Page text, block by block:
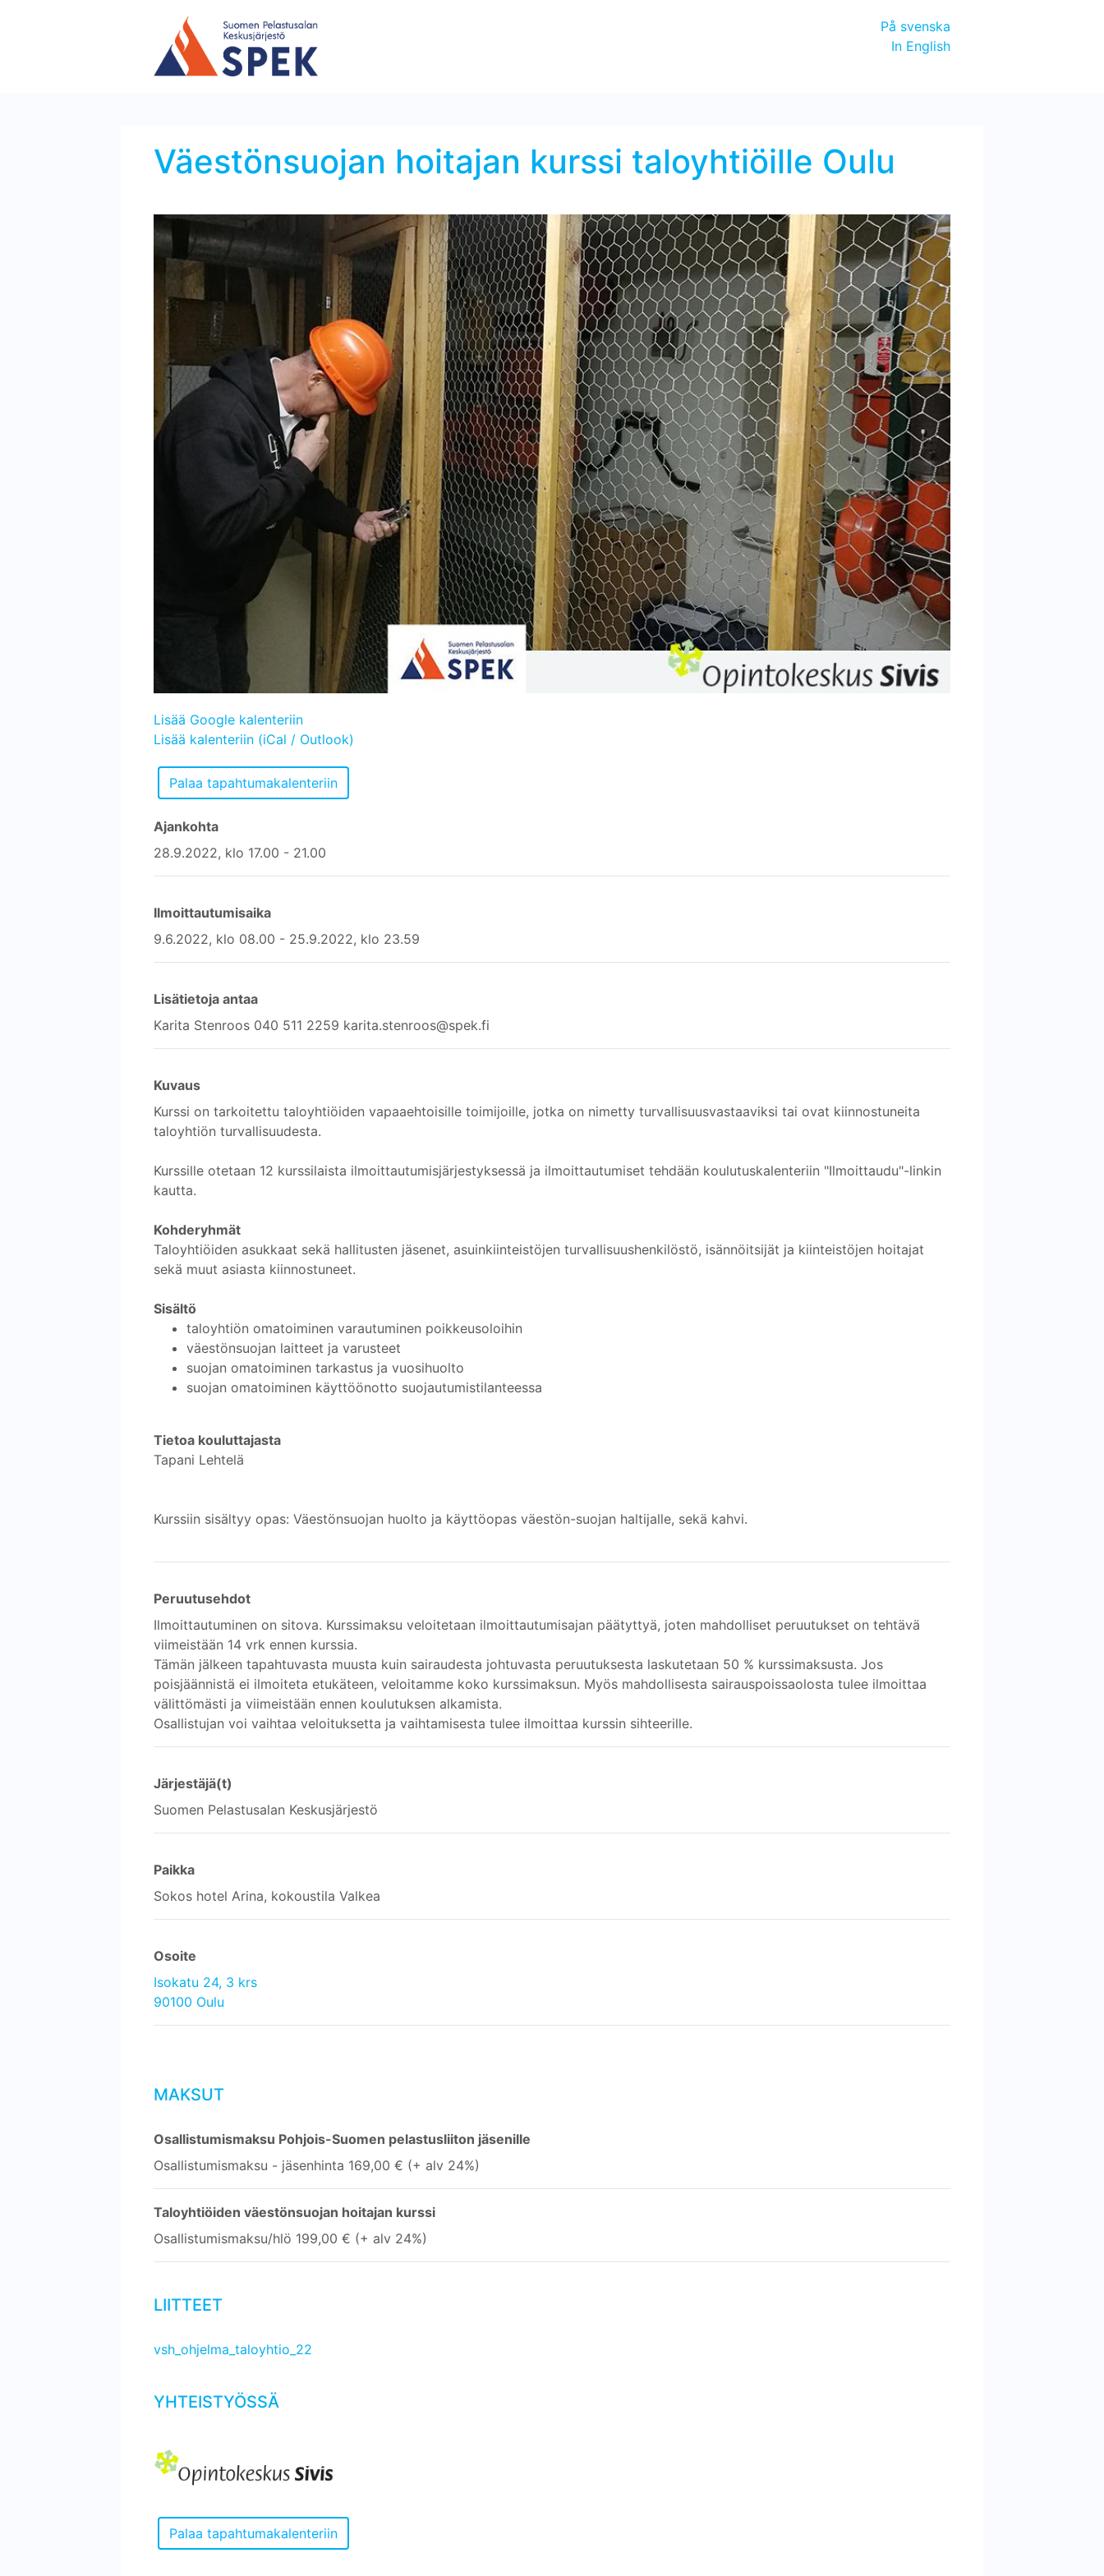
På svenska
In English
Väestönsuojan hoitajan kurssi taloyhtiöille Oulu
Lisää Google kalenteriin
Lisää kalenteriin (iCal / Outlook)
Ajankohta
28.9.2022, klo 17.00 - 21.00
Ilmoittautumisaika
9.6.2022, klo 08.00 - 25.9.2022, klo 23.59
Lisätietoja antaa
Karita Stenroos 040 511 2259 karita.stenroos@spek.fi
Kuvaus
Kurssi on tarkoitettu taloyhtiöiden vapaaehtoisille toimijoille, jotka on nimetty turvallisuusvastaaviksi tai ovat kiinnostuneita
taloyhtiön turvallisuudesta.
Kurssille otetaan 12 kurssilaista ilmoittautumisjärjestyksessä ja ilmoittautumiset tehdään koulutuskalenteriin "Ilmoittaudu"-linkin
kautta.
Kohderyhmät
Taloyhtiöiden asukkaat sekä hallitusten jäsenet, asuinkiinteistöjen turvallisuushenkilöstö, isännöitsijät ja kiinteistöjen hoitajat
sekä muut asiasta kiinnostuneet.
Sisältö
taloyhtiön omatoiminen varautuminen poikkeusoloihin
väestönsuojan laitteet ja varusteet
suojan omatoiminen tarkastus ja vuosihuolto
suojan omatoiminen käyttöönotto suojautumistilanteessa
Tietoa kouluttajasta
Tapani Lehtelä
Kurssiin sisältyy opas: Väestönsuojan huolto ja käyttöopas väestön-suojan haltijalle, sekä kahvi.
Peruutusehdot
Ilmoittautuminen on sitova. Kurssimaksu veloitetaan ilmoittautumisajan päätyttyä, joten mahdolliset peruutukset on tehtävä
viimeistään 14 vrk ennen kurssia.
Tämän jälkeen tapahtuvasta muusta kuin sairaudesta johtuvasta peruutuksesta laskutetaan 50 % kurssimaksusta. Jos
poisjäännistä ei ilmoiteta etukäteen, veloitamme koko kurssimaksun. Myös mahdollisesta sairauspoissaolosta tulee ilmoittaa
välittömästi ja viimeistään ennen koulutuksen alkamista.
Osallistujan voi vaihtaa veloituksetta ja vaihtamisesta tulee ilmoittaa kurssin sihteerille.
Järjestäjä(t)
Suomen Pelastusalan Keskusjärjestö
Paikka
Sokos hotel Arina, kokoustila Valkea
Osoite
Isokatu 24, 3 krs
90100 Oulu
MAKSUT
Osallistumismaksu Pohjois-Suomen pelastusliiton jäsenille
Osallistumismaksu - jäsenhinta 169,00 € (+ alv 24%)
Taloyhtiöiden väestönsuojan hoitajan kurssi
Osallistumismaksu/hlö 199,00 € (+ alv 24%)
LIITTEET
vsh_ohjelma_taloyhtio_22
YHTEISTYÖSSÄ